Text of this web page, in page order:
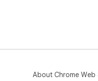
About Chrome Web